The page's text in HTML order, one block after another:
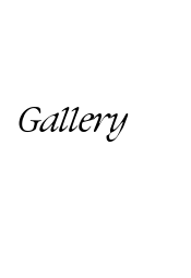
Gallery